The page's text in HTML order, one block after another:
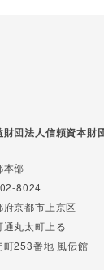
財団法人信頼資本財
本部
8024
府京都市上京区
通丸太町上る
町253番地 風伝館